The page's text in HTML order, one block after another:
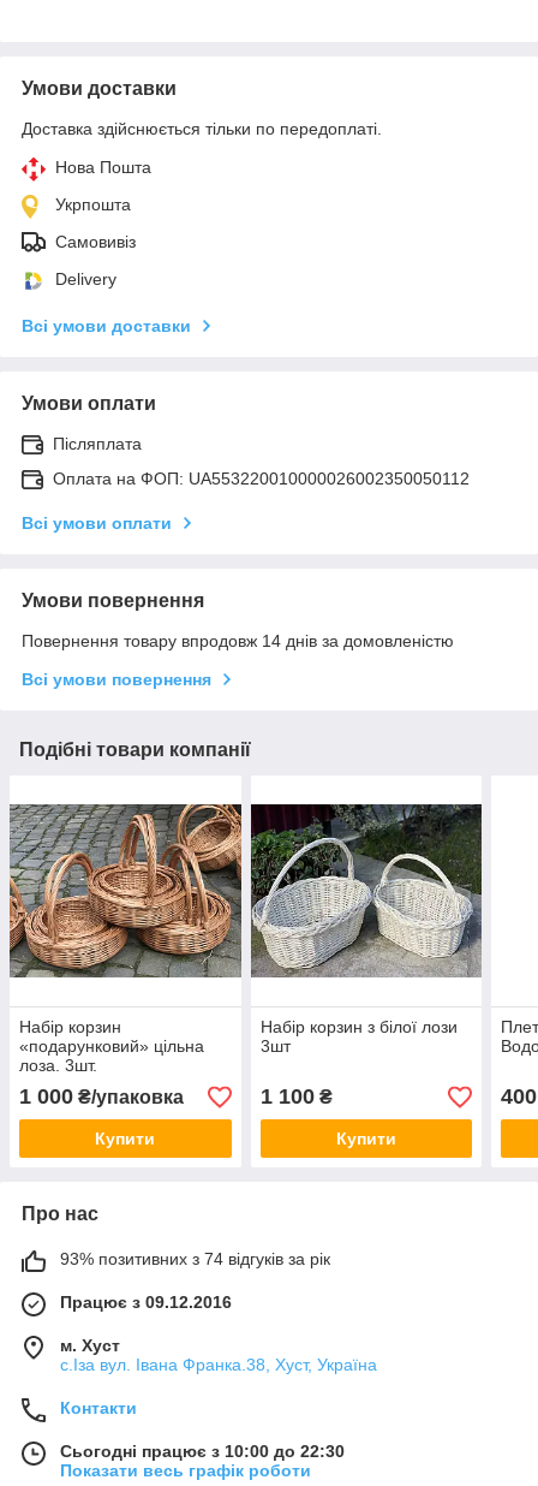
Умови доставки
Доставка здійснюється тільки по передоплаті.
Нова Пошта
Укрпошта
Самовивіз
Delivery
Всі умови доставки
Умови оплати
Післяплата
Оплата на ФОП: UA553220010000026002350050112
Всі умови оплати
Умови повернення
Повернення товару впродовж 14 днів за домовленістю
Всі умови повернення
Подібні товари компанії
Набір корзин
«подарунковий» цільна
лоза. 3шт.
1 000 ₴/упаковка
Купити
Набір корзин з білої лози
3шт
1 100₴
Купити
400
Про нас
93% позитивних з 74 відгуків за рік
Працює з 09.12.2016
м. Хуст
с.Іза вул. Івана Франка.38, Хуст, Україна
Контакти
Сьогодні працює з 10:00 до 22:30
Показати весь графік роботи